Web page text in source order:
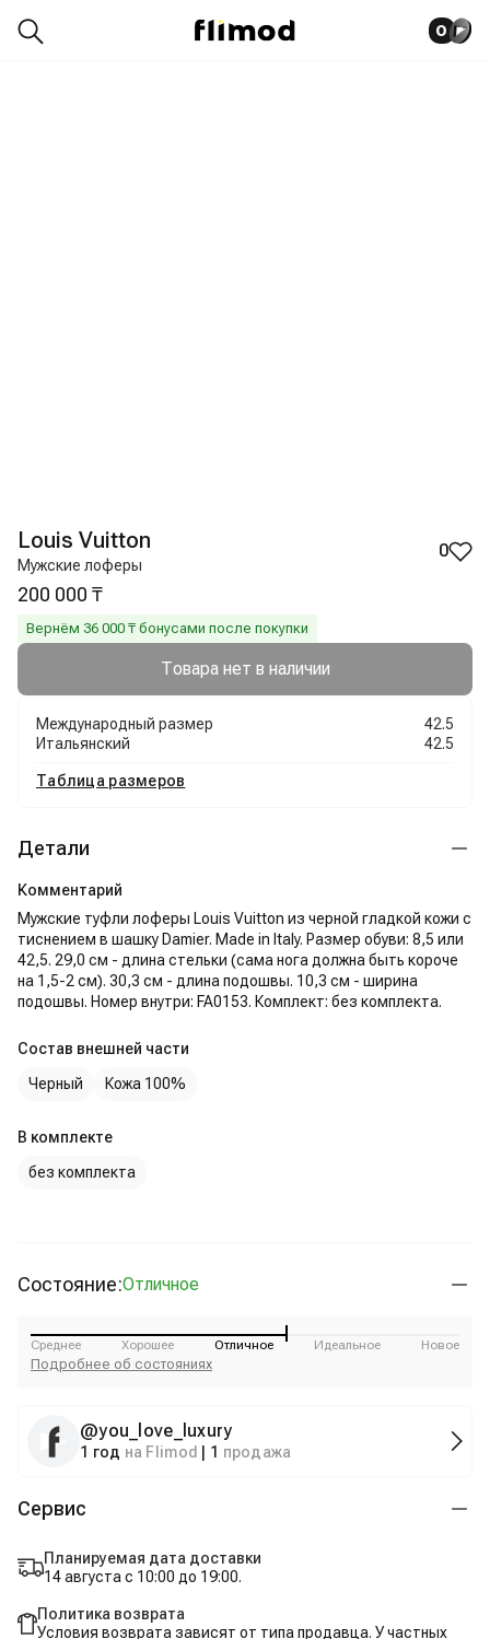
0
Louis Vuitton
Мужские лоферы
0
200 000 ₸
Вернём 36 000 ₸ бонусами после покупки
Товара нет в наличии
Международный размер
42.5
Итальянский
42.5
Таблица размеров
Детали
Комментарий
Мужские туфли лоферы Louis Vuitton из черной гладкой кожи с
тиснением в шашку Damier. Made in Italy. Размер обуви: 8,5 или
42,5. 29,0 см - длина стельки (сама нога должна быть короче
на 1,5-2 см). 30,3 см - длина подошвы. 10,3 см - ширина
подошвы. Номер внутри: FA0153. Комплект: без комплекта.
Состав внешней части
Черный
Кожа 100%
В комплекте
без комплекта
Состояние:Отличное
Среднее Хорошее Отличное Идеальное Новое
Подробнее об состояниях
@you_love_luxury
1 год на Flimod 1 продажа
Сервис
Планируемая дата доставки
14 августа с 10:00 до 19:00.
Политика возврата
Условия возврата зависят от типа продавца. У частных